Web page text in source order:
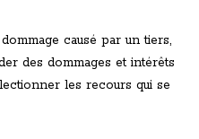
causé par un tiers,
des dommages et intérêts
les recours qui se